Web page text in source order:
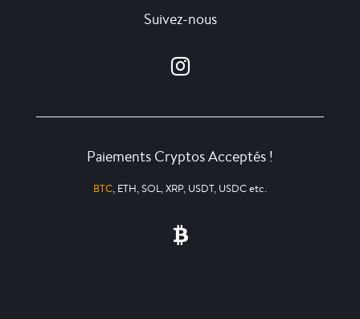
Suivez-nous
Paiements Cryptos Acceptés !
BTC, ETH, SOL, XRP, USDT, USDC etc.